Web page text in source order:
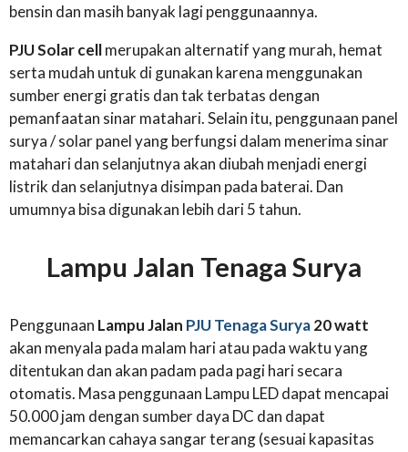
bensin dan masih banyak lagi penggunaannya.
PJU Solar cellmerupakan alternatif yang murah, hemat
serta mudah untuk di gunakan karena menggunakan
sumber energi gratis dan tak terbatas dengan
pemanfaatan sinar matahari. Selain itu, penggunaan panel
surya / solar panel yang berfungsi dalam menerima sinar
matahari dan selanjutnya akan diubah menjadi energi
listrik dan selanjutnya disimpan pada baterai. Dan
umumnya bisa digunakan lebih dari 5 tahun.
Lampu Jalan Tenaga Surya
Penggunaan Lampu Jalan PJU Tenaga Surya20 watt
akan menyala pada malam hari atau pada waktu yang
ditentukan dan akan padam pada pagi hari secara
otomatis. Masa penggunaan Lampu LED dapat mencapai
50.000 jam dengan sumber daya DC dan dapat
memancarkan cahaya sangar terang (sesuai kapasitas